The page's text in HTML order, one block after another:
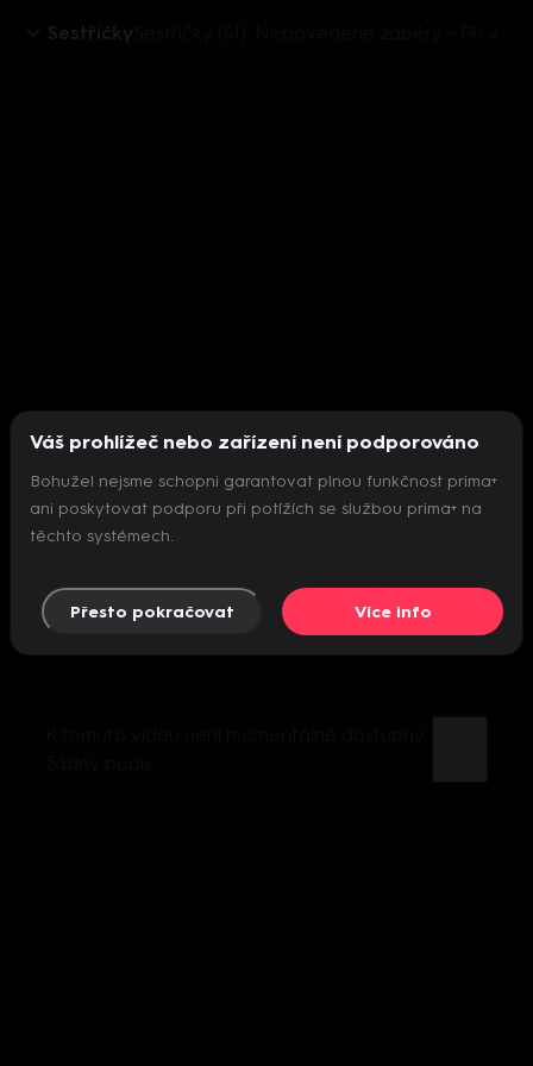
Sestřičky
Nepodařilo se inicializovat přehrávač
Váš prohlížeč nebo zařízení není podporováno
Bohužel nejsme schopni garantovat plnou funkčnost prima+
ani poskytovat podporu při potížích se službou prima+ na
těchto systémech.
Přesto pokračovat Více info